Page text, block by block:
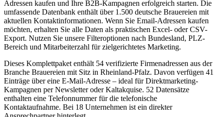
Adressen kaufen und Ihre B2B-Kampagnen erfolgreich starten. Die
umfassende Datenbank enthält über 1.500 deutsche Brauereien mit
aktuellen Kontaktinformationen. Wenn Sie Email-Adressen kaufen
möchten, erhalten Sie alle Daten als praktischen Excel- oder CSV-
Export. Nutzen Sie unsere Filteroptionen nach Bundesland, PLZ-
Bereich und Mitarbeiterzahl für zielgerichtetes Marketing.
Dieses Komplettpaket enthält 54 verifizierte Firmenadressen aus der
Branche Brauereien mit Sitz in Rheinland-Pfalz. Davon verfügen 41
Einträge über eine E-Mail-Adresse – ideal für Direktmarketing-
Kampagnen per Newsletter oder Kaltakquise. 52 Datensätze
enthalten eine Telefonnummer für die telefonische
Kontaktaufnahme. Bei 18 Unternehmen ist ein direkter